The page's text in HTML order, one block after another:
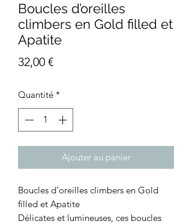
Boucles d’oreilles
climbers en Gold filled et
Apatite
32,00 €Prix
Quantité *
Ajouter au panier
Boucles d’oreilles climbers en Gold
filled et Apatite
Délicates et lumineuses, ces boucles